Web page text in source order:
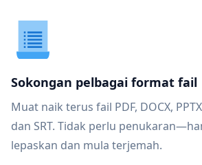
Sokongan pelbagai format fail
Muat naik terus fail PDF, DOCX,
dan SRT. Tidak perlu
lepaskan dan mula terjemah.